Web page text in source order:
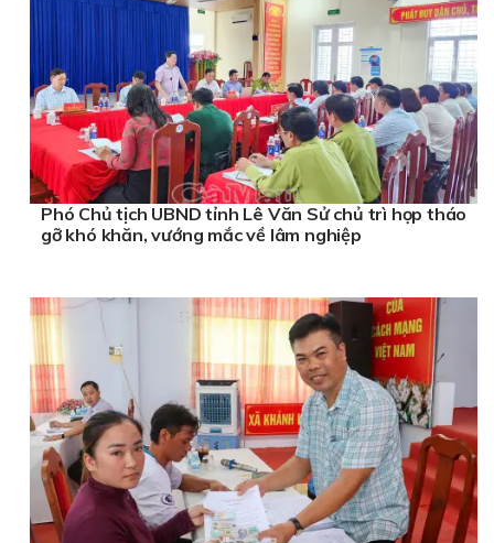
Phó Chủ tịch UBND tỉnh Lê Văn Sử chủ trì họp tháo
gỡ khó khăn, vướng mắc về lâm nghiệp